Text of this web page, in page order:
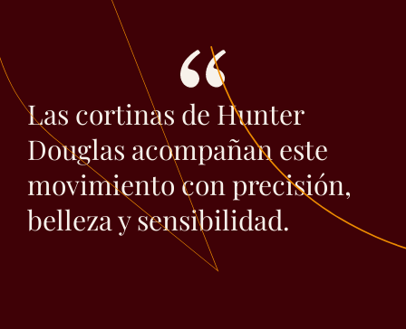
Las cortinas de Hunter
Douglas acompañan este
movimiento con precisión,
belleza y sensibilidad.